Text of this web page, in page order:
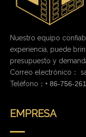
Nuestro equipo
experiencia, puede
presupuesto y
Correo electrónico：
Teléfono：+ 86-756-
EMPRESA